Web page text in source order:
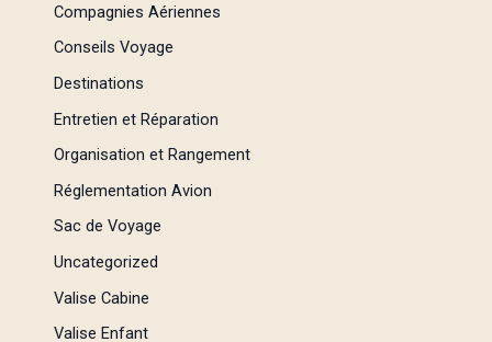
Compagnies Aériennes
Conseils Voyage
Destinations
Entretien et Réparation
Organisation et Rangement
Réglementation Avion
Sac de Voyage
Uncategorized
Valise Cabine
Valise Enfant